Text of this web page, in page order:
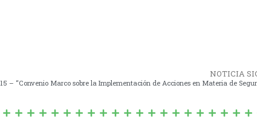
NOTICIA
– “Convenio Marco sobre la Implementación de Acciones en Materia de